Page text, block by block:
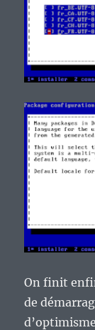
On finit
de